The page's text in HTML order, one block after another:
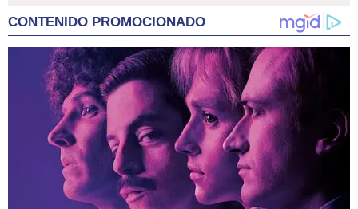
CONTENIDO PROMOCIONADO